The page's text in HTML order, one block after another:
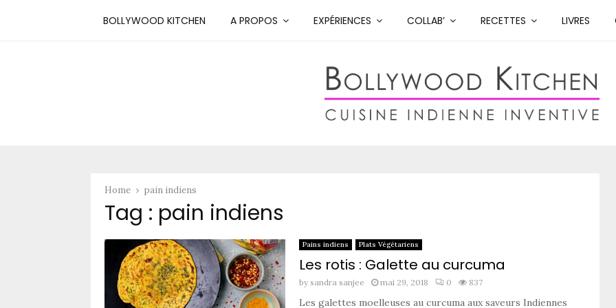
BOLLYWOOD KITCHEN A PROPOS EXPÉRIENCES COLLAB’ RECETTES LIVRES
Home pain indiens
Tag : pain indiens
Pains indiens Plats Végétariens
Les rotis : Galette au curcuma
by sandra sanjee mai 29, 2018 0 837
Les galettes moelleuses au curcuma aux saveurs Indiennes